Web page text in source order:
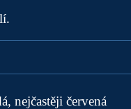
nejčastěji červená